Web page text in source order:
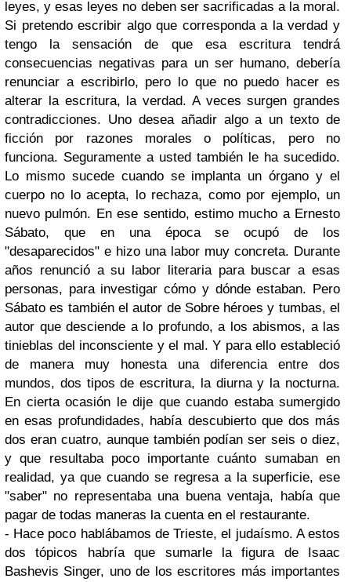
leyes, y esas leyes no deben ser sacrificadas a la moral.
Si pretendo escribir algo que corresponda a la verdad y
tengo la sensación de que esa escritura tendrá
consecuencias negativas para un ser humano, debería
renunciar a escribirlo, pero lo que no puedo hacer es
alterar la escritura, la verdad. A veces surgen grandes
contradicciones. Uno desea añadir algo a un texto de
ficción por razones morales o políticas, pero no
funciona. Seguramente a usted también le ha sucedido.
Lo mismo sucede cuando se implanta un órgano y el
cuerpo no lo acepta, lo rechaza, como por ejemplo, un
nuevo pulmón. En ese sentido, estimo mucho a Ernesto
Sábato, que en una época se ocupó de los
"desaparecidos" e hizo una labor muy concreta. Durante
años renunció a su labor literaria para buscar a esas
personas, para investigar cómo y dónde estaban. Pero
Sábato es también el autor de Sobre héroes y tumbas, el
autor que desciende a lo profundo, a los abismos, a las
tinieblas del inconsciente y el mal. Y para ello estableció
de manera muy honesta una diferencia entre dos
mundos, dos tipos de escritura, la diurna y la nocturna.
En cierta ocasión le dije que cuando estaba sumergido
en esas profundidades, había descubierto que dos más
dos eran cuatro, aunque también podían ser seis o diez,
y que resultaba poco importante cuánto sumaban en
realidad, ya que cuando se regresa a la superficie, ese
"saber" no representaba una buena ventaja, había que
pagar de todas maneras la cuenta en el restaurante.
- Hace poco hablábamos de Trieste, el judaísmo. A estos
dos tópicos habría que sumarle la figura de Isaac
Bashevis Singer, uno de los escritores más importantes